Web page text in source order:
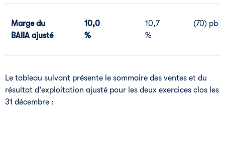
Marge du
BAIIA ajusté
10,0
%
10,7
%
(70) pb
Le tableau suivant présente le sommaire des ventes et du
résultat d'exploitation ajusté pour les deux exercices clos les
31 décembre :